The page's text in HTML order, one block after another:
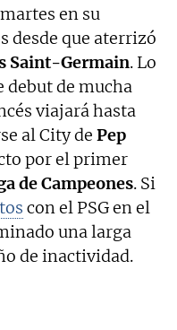
en su
desde que aterrizó
Saint-Germain. Lo
debut de mucha
viajará hasta
al City de Pep
por el primer
de Campeones. Si
con el PSG en el
una larga
de inactividad.